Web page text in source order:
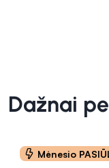
Dažnai
Mėnesio